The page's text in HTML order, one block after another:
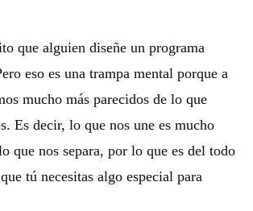
que alguien diseñe un programa
eso es una trampa mental porque a
mucho más parecidos de lo que
Es decir, lo que nos une es mucho
que nos separa, por lo que es del todo
tú necesitas algo especial para